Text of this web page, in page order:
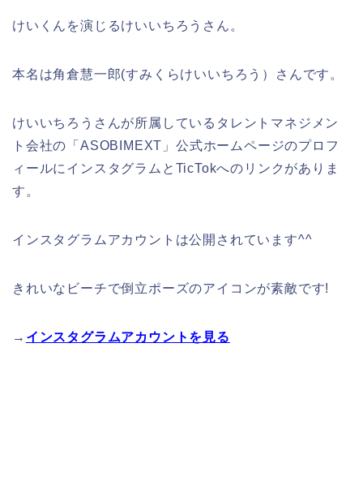
けいくんを演じるけいいちろうさん。
本名は角倉慧一郎(すみくらけいいちろう）さんです。
けいいちろうさんが所属しているタレントマネジメン
ト会社の「ASOBIMEXT」公式ホームページのプロフ
ィールにインスタグラムとTicTokへのリンクがありま
す。
インスタグラムアカウントは公開されています^^
きれいなビーチで倒立ポーズのアイコンが素敵です!
→ インスタグラムアカウントを見る